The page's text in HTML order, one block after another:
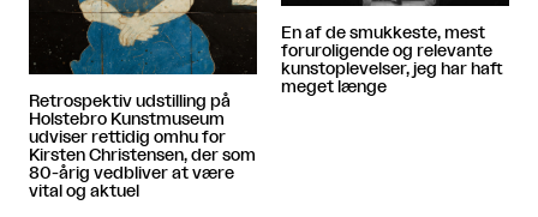
Retrospektiv udstilling på
Holstebro Kunstmuseum
udviser rettidig omhu for
Kirsten Christensen, der som
80-årig vedbliver at være
vital og aktuel
En af de smukkeste, mest
foruroligende og relevante
kunstoplevelser, jeg har haft
meget længe